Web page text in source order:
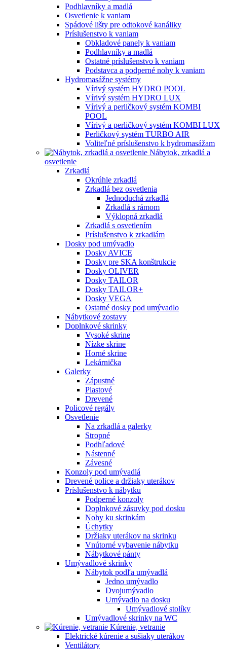
Podhlavníky a madlá
Osvetlenie k vaniam
Spádové lišty pre odtokové kanáliky
Príslušenstvo k vaniam
Obkladové panely k vaniam
Podhlavníky a madlá
Ostatné príslušenstvo k vaniam
Podstavca a podperné nohy k vaniam
Hydromasážne systémy
Vírivý systém HYDRO POOL
Vírivý systém HYDRO LUX
Vírivý a perličkový systém KOMBI
POOL
Vírivý a perličkový systém KOMBI LUX
Perličkový systém TURBO AIR
Voliteľné príslušenstvo k hydromasážam
Nábytok, zrkadlá a
osvetlenie
Zrkadlá
Okrúhle zrkadlá
Zrkadlá bez osvetlenia
Jednoduchá zrkadlá
Zrkadlá s rámom
Výklopná zrkadlá
Zrkadlá s osvetlením
Príslušenstvo k zrkadlám
Dosky pod umývadlo
Dosky AVICE
Dosky pre SKA konštrukcie
Dosky OLIVER
Dosky TAILOR
Dosky TAILOR+
Dosky VEGA
Ostatné dosky pod umývadlo
Nábytkové zostavy
Doplnkové skrinky
Vysoké skrine
Nízke skrine
Horné skrine
Lekárnička
Galerky
Zápustné
Plastové
Drevené
Policové regály
Osvetlenie
Na zrkadlá a galerky
Stropné
Podhľadové
Nástenné
Závesné
Konzoly pod umývadlá
Drevené police a držiaky uterákov
Príslušenstvo k nábytku
Podperné konzoly
Doplnkové zásuvky pod dosku
Nohy ku skrinkám
Úchytky
Držiaky uterákov na skrinku
Vnútorné vybavenie nábytku
Nábytkové pánty
Umývadlové skrinky
Nábytok podľa umývadlá
Jedno umývadlo
Dvojumývadlo
Umývadlo na dosku
Umývadlové stolíky
Umývadlové skrinky na WC
Kúrenie, vetranie
Elektrické kúrenie a sušiaky uterákov
Ventilátory